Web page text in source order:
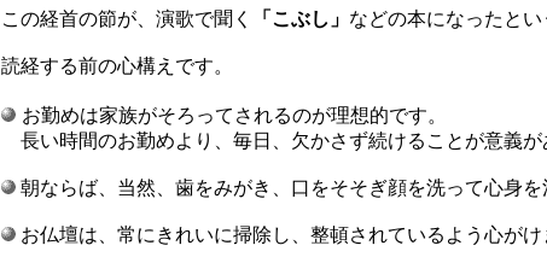
この経首の節が、演歌で聞く 「こぶし」 などの本になったとい
読経する前の心構えです。
お勤めは家族がそろってされるのが理想的です。
長い時間のお勤めよ り、 毎日、欠かさず続けることが意義が
朝ならば、当然、歯をみがき、口をそそぎ顔を洗って心身を
お仏壇は、常にきれいに掃除し、整頓されているよう心がけ